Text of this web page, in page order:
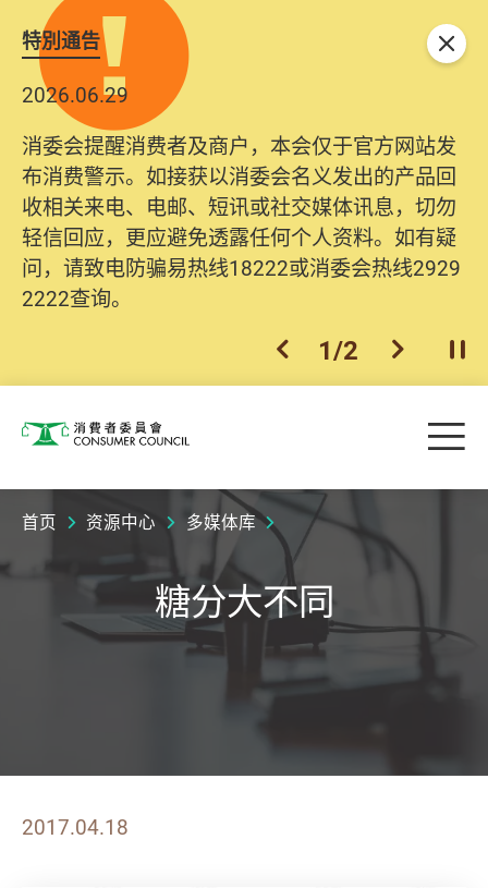
特別通告
2026.06.29
消委会提醒消费者及商户，本会仅于官方网站发
布消费警示。如接获以消委会名义发出的产品回
收相关来电、电邮、短讯或社交媒体讯息，切勿
轻信回应，更应避免透露任何个人资料。如有疑
问，请致电防骗易热线18222或消委会热线2929
2222查询。
上一个
1/2 下一个开
关闭
消费者委员会 目
首页 资源中心 多媒体库
糖分大不同
2017.04.18